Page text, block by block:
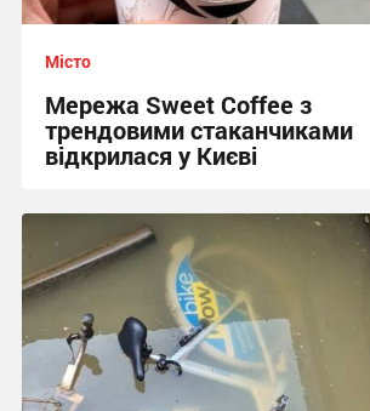
Місто
Мережа Sweet Coffee з
трендовими стаканчиками
відкрилася у Києві
10:59 сьогодні